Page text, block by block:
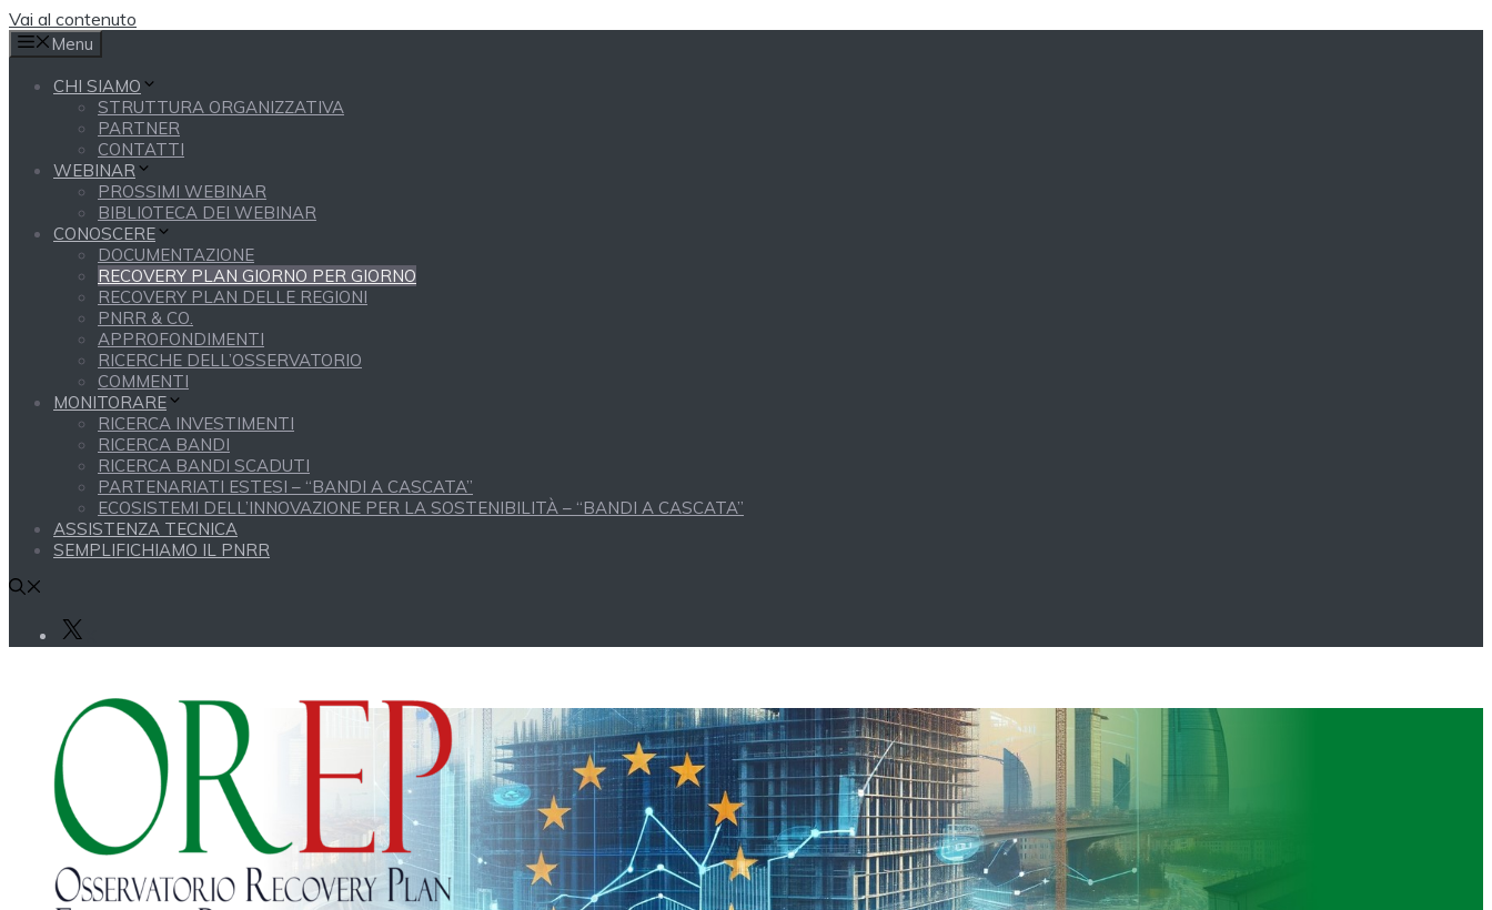
Vai al contenuto
Menu
CHI SIAMO
STRUTTURA ORGANIZZATIVA
PARTNER
CONTATTI
WEBINAR
PROSSIMI WEBINAR
BIBLIOTECA DEI WEBINAR
CONOSCERE
DOCUMENTAZIONE
RECOVERY PLAN GIORNO PER GIORNO
RECOVERY PLAN DELLE REGIONI
PNRR & CO.
APPROFONDIMENTI
RICERCHE DELL’OSSERVATORIO
COMMENTI
MONITORARE
RICERCA INVESTIMENTI
RICERCA BANDI
RICERCA BANDI SCADUTI
PARTENARIATI ESTESI – “BANDI A CASCATA”
ECOSISTEMI DELL’INNOVAZIONE PER LA SOSTENIBILITÀ – “BANDI A CASCATA”
ASSISTENZA TECNICA
SEMPLIFICHIAMO IL PNRR